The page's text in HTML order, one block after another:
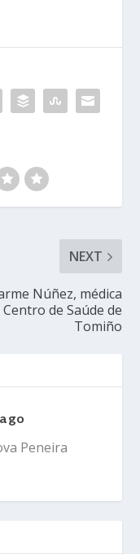
NEXT
Núñez, médica
de Saúde de
Tomiño
Peneira